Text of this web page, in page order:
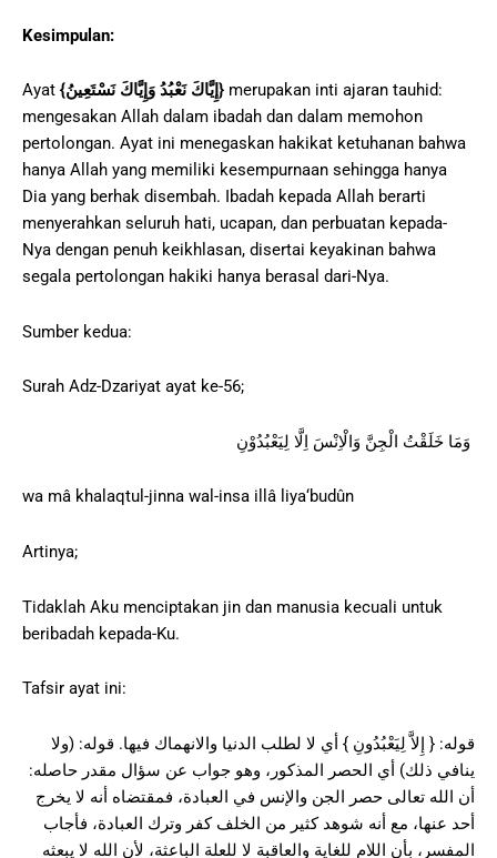
Kesimpulan:
Ayat {إِيَّاكَ نَعْبُدُ وَإِيَّاكَ نَسْتَعِينُ} merupakan inti ajaran tauhid:
mengesakan Allah dalam ibadah dan dalam memohon
pertolongan. Ayat ini menegaskan hakikat ketuhanan bahwa
hanya Allah yang memiliki kesempurnaan sehingga hanya
Dia yang berhak disembah. Ibadah kepada Allah berarti
menyerahkan seluruh hati, ucapan, dan perbuatan kepada-
Nya dengan penuh keikhlasan, disertai keyakinan bahwa
segala pertolongan hakiki hanya berasal dari-Nya.
Sumber kedua:
Surah Adz-Dzariyat ayat ke-56;
wa mâ khalaqtul-jinna wal-insa illâ liya‘budûn
Artinya;
Tidaklah Aku menciptakan jin dan manusia kecuali untuk
beribadah kepada-Ku.
Tafsir ayat ini:
قوله: { إِلاَّ لِيَعْبُدُونِ } أي لا لطلب الدنيا والانهماك فيها. قوله: (ولا
ينافي ذلك) أي الحصر المذكور، وهو جواب عن سؤال مقدر حاصله:
أن الله تعالى حصر الجن والإنس في العبادة، فمقتضاه أنه لا يخرج
أحد عنها، مع أنه شوهد كثير من الخلف كفر وترك العبادة، فأجاب
المفسر، بأن اللام للغاية والعاقبة لا للعلة الباعثة، لأن الله لا يبعثه